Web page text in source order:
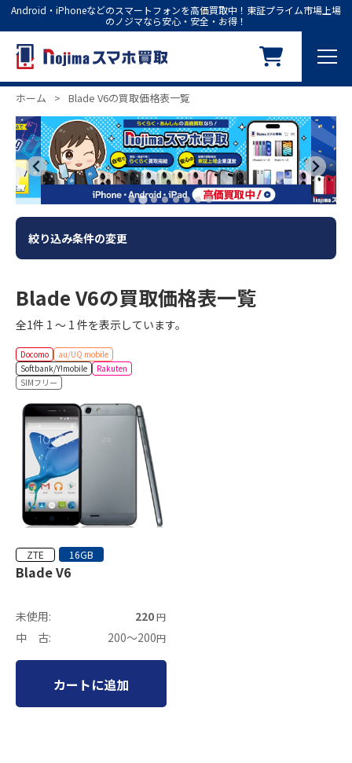
Android・iPhoneなどのスマートフォンを高価買取中！東証プライム市場上場
のノジマなら安心・安全・お得！
ホーム > Blade V6の買取価格表一覧
絞り込み条件の変更
Blade V6の買取価格表一覧
全1件 1 ～ 1 件を表示しています。
Docomo
au/UQ mobile
Softbank/Y!mobile
Rakuten
SIMフリー
ZTE 16GB
Blade V6
未使用: 220円
中 古: 200～200円
カートに追加